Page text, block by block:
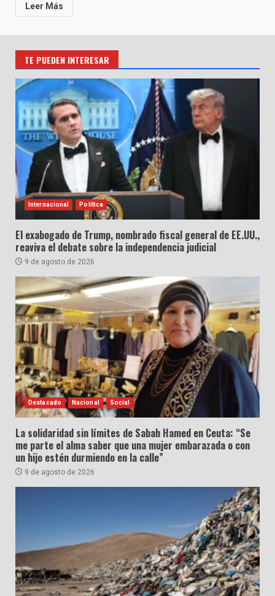
Leer Más
TE PUEDEN INTERESAR
Internacional Política
El exabogado de Trump, nombrado fiscal general de EE.UU.,
reaviva el debate sobre la independencia judicial
9 de agosto de 2026
Destacado Nacional Social
La solidaridad sin límites de Sabah Hamed en Ceuta: “Se
me parte el alma saber que una mujer embarazada o con
un hijo estén durmiendo en la calle”
9 de agosto de 2026